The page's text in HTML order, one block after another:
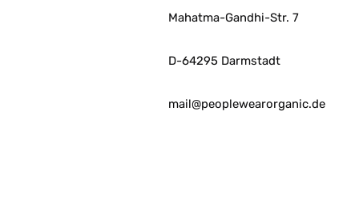
Mahatma-Gandhi-Str. 7
D-64295 Darmstadt
mail@peoplewearorganic.de